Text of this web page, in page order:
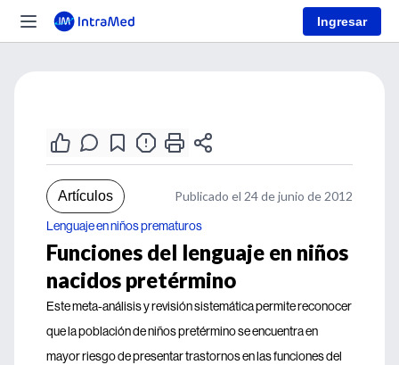
Ingresar
Artículos Publicado el 24 de junio de 2012
Lenguaje en niños prematuros
Funciones del lenguaje en niños
nacidos pretérmino
Este meta-análisis y revisión sistemática permite reconocer
que la población de niños pretérmino se encuentra en
mayor riesgo de presentar trastornos en las funciones del